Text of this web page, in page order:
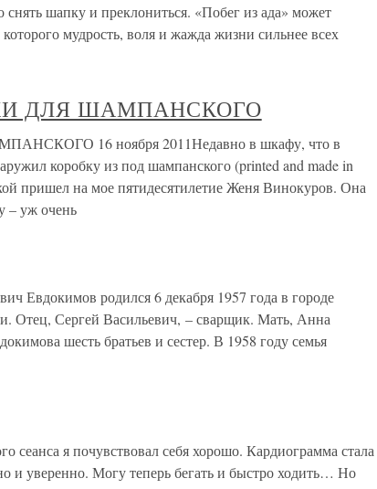
шапку и преклониться. «Побег из ада» может
мудрость, воля и жажда жизни сильнее всех
ДЛЯ ШАМПАНСКОГО
16 ноября 2011Недавно в шкафу, что в
коробку из под шампанского (printed and made in
пришел на мое пятидесятилетие Женя Винокуров. Она
– уж очень
Евдокимов родился 6 декабря 1957 года в городе
Отец, Сергей Васильевич, – сварщик. Мать, Анна
шесть братьев и сестер. В 1958 году семья
сеанса я почувствовал себя хорошо. Кардиограмма стала
и уверенно. Могу теперь бегать и быстро ходить… Но